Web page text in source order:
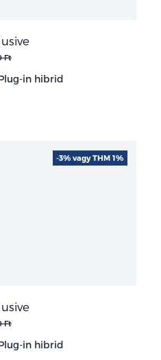
Ft
in hibrid
Ft
in hibrid
-3% vagy THM 1%